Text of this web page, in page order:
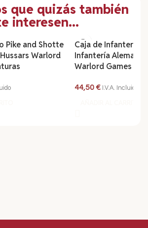
que quizás también
interesen...
Pike and Shotte
Warlord
Caja de Infantería
Infantería Alemana
Warlord Games 30
44,50€ I.V.A. Incluido